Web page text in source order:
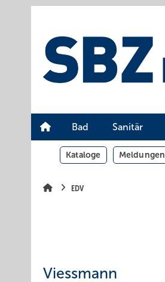
Bad Sanitär
Kataloge Meldungen
EDV
Viessmann